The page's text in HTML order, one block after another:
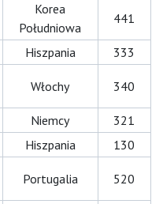
Korea
Południowa
441
Hiszpania
333
Włochy 340
Niemcy
321
Hiszpania
130
Portugalia 520